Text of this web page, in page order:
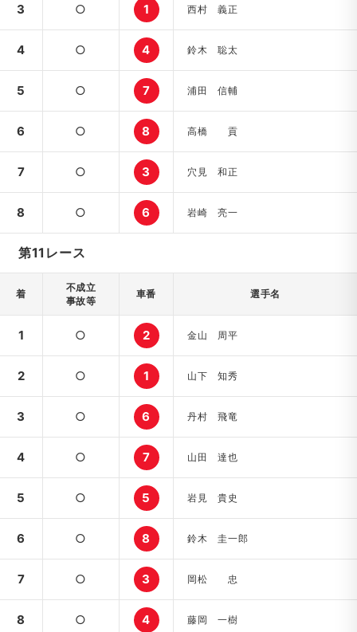
3 ○ 1 西村 義正
4 ○ 4 鈴木 聡太
5 ○ 7 浦田 信輔
6 ○ 8 高橋 貢
7 ○ 3 穴見 和正
8 ○ 6 岩崎 亮一
第11レース
着
不成立
事故等
車番 選手名
1 ○ 2 金山 周平
2 ○ 1 山下 知秀
3 ○ 6 丹村 飛竜
4 ○ 7 山田 達也
5 ○ 5 岩見 貴史
6 ○ 8 鈴木 圭一郎
7 ○ 3 岡松 忠
8 ○ 4 藤岡 一樹